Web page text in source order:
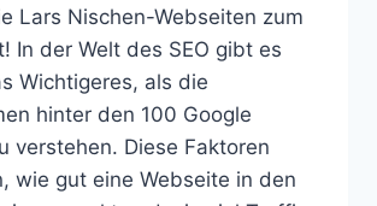
Lars Nischen-Webseiten zum
In der Welt des SEO gibt es
Wichtigeres, als die
hinter den 100 Google
verstehen. Diese Faktoren
wie gut eine Webseite in den